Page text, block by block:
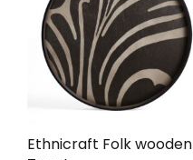
Ethnicraft Folk wooden